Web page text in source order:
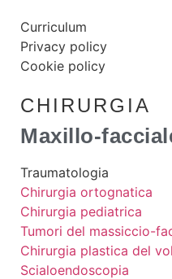
Curriculum
Privacy policy
Cookie policy
CHIRURGIA
Maxillo-
Traumatologia
Chirurgia ortognatica
Chirurgia pediatrica
Tumori del massiccio-
Chirurgia plastica del
Scialoendoscopia